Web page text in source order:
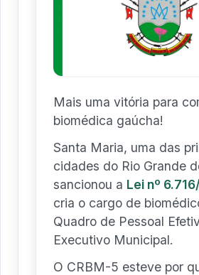
Mais uma vitória para
biomédica gaúcha!
Santa Maria, uma das
cidades do Rio Grande
sancionou a Lei nº
cria o cargo de
Quadro de Pessoal
Executivo Municipal.
O CRBM-5 esteve por